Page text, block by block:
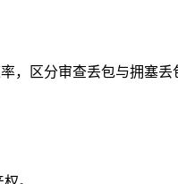
区分审查丢包与拥塞